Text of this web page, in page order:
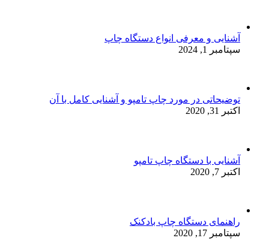
آشنایی و معرفی انواع دستگاه چاپ
سپتامبر 1, 2024
توضیحاتی در مورد چاپ تامپو و آشنایی کامل با آن
اکتبر 31, 2020
آشنایی با دستگاه چاپ تامپو
اکتبر 7, 2020
راهنمای دستگاه چاپ بادکنک
سپتامبر 17, 2020